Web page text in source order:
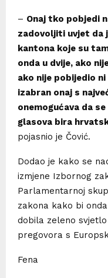
– Onaj tko pobjedi
zadovoljiti uvjet da
kantona koje su
onda u dvije, ako
ako nije pobijedio
izabran onaj s
onemogućava da
glasova bira
pojasnio je Čović.
Dodao je kako se
izmjene Izbornog
Parlamentarnoj
zakona kako bi
dobila zeleno
pregovora s
Fena